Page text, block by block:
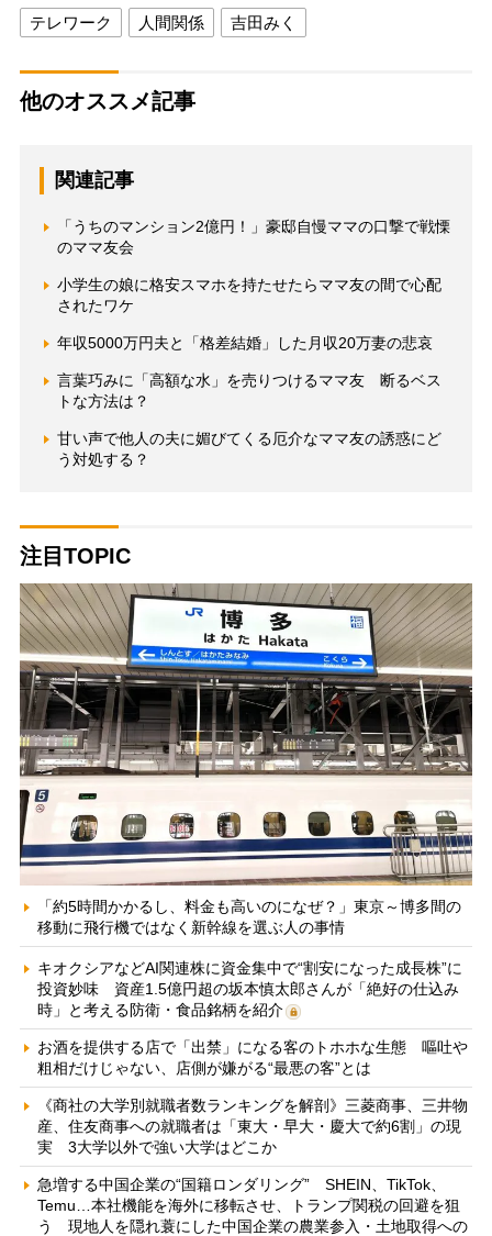
テレワーク 人間関係 吉田みく
他のオススメ記事
関連記事
「うちのマンション2億円！」豪邸自慢ママの口撃で戦慄
のママ友会
小学生の娘に格安スマホを持たせたらママ友の間で心配
されたワケ
年収5000万円夫と「格差結婚」した月収20万妻の悲哀
言葉巧みに「高額な水」を売りつけるママ友 断るベス
トな方法は？
甘い声で他人の夫に媚びてくる厄介なママ友の誘惑にど
う対処する？
注目TOPIC
「約5時間かかるし、料金も高いのになぜ？」東京～博多間の
移動に飛行機ではなく新幹線を選ぶ人の事情
キオクシアなどAI関連株に資金集中で“割安になった成長株”に
投資妙味 資産1.5億円超の坂本慎太郎さんが「絶好の仕込み
時」と考える防衛・食品銘柄を紹介
お酒を提供する店で「出禁」になる客のトホホな生態 嘔吐や
粗相だけじゃない、店側が嫌がる“最悪の客”とは
《商社の大学別就職者数ランキングを解剖》三菱商事、三井物
産、住友商事への就職者は「東大・早大・慶大で約6割」の現
実 3大学以外で強い大学はどこか
急増する中国企業の“国籍ロンダリング” SHEIN、TikTok、
Temu…本社機能を海外に移転させ、トランプ関税の回避を狙
う 現地人を隠れ蓑にした中国企業の農業参入・土地取得への